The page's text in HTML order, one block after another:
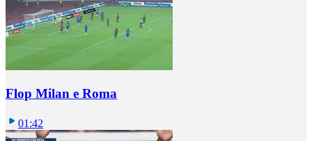
Flop Milan e Roma
01:42